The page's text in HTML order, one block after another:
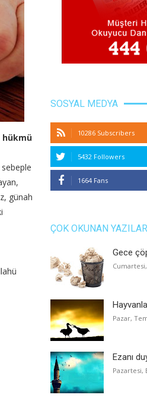
hükmü
günah
SOSYAL MEDYA
10286 Subscribers
5432 Followers
1664 Fans
ÇOK OKUNAN YAZILAR
Gece
Pazar,
Ezanı
Pazartesi,